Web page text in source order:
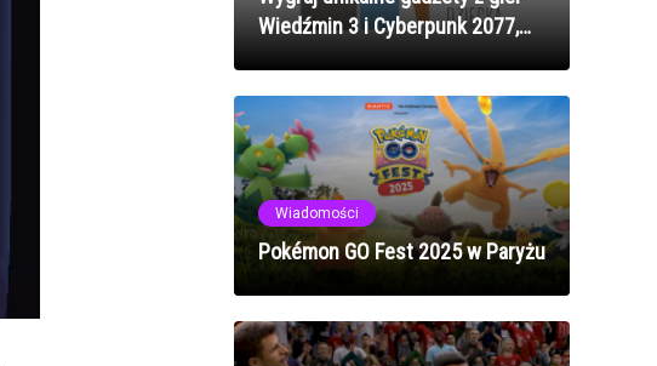
Wiedźmin 3 i Cyberpunk 2077,
Wiadomości
Pokémon GO Fest 2025 w Paryżu